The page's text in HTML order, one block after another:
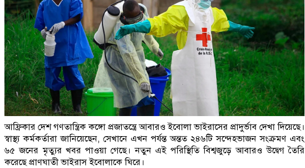
আফ্রিকার দেশ গণতান্ত্রিক কঙ্গো প্রজাতন্ত্রে আবারও ইবোলা ভাইরাসের প্রাদুর্ভাব দেখা দিয়েছে।
স্বাস্থ্য কর্মকর্তারা জানিয়েছেন, সেখানে এখন পর্যন্ত অন্তত ২৪৬টি সন্দেহভাজন সংক্রমণ এবং
৬৫ জনের মৃত্যুর খবর পাওয়া গেছে। নতুন এই পরিস্থিতি বিশ্বজুড়ে আবারও উদ্বেগ তৈরি
করেছে প্রাণঘাতী ভাইরাস ইবোলাকে ঘিরে।